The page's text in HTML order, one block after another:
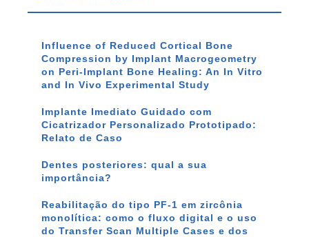
Influence of Reduced Cortical Bone
Compression by Implant Macrogeometry
on Peri-Implant Bone Healing: An In Vitro
and In Vivo Experimental Study
Implante Imediato Guidado com
Cicatrizador Personalizado Prototipado:
Relato de Caso
Dentes posteriores: qual a sua
importância?
Reabilitação do tipo PF-1 em zircônia
monolítica: como o fluxo digital e o uso
do Transfer Scan Multiple Cases e dos